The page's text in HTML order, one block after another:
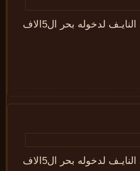
رد: الف الف مبروك لراكان النايـف لدخوله بحر ال5الاف
رد: الف الف مبروك لراكان النايـف لدخوله بحر ال5الاف